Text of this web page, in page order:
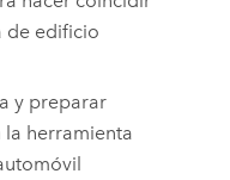
de edificio
y preparar
la herramienta